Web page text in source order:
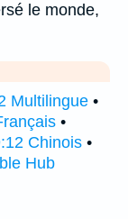
le monde,
Multilingue •
•
Chinois •
Hub